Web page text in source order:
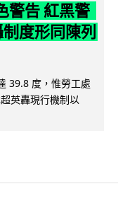
警告 紅黑警
度形同陳列
39.8 度，惟勞工處
英轟現行機制以